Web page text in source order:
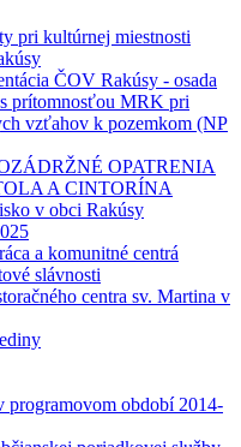
pri kultúrnej miestnosti
ČOV Rakúsy - osada
prítomnosťou MRK pri
vzťahov k pozemkom (NP
OPATRENIA
A CINTORÍNA
v obci Rakúsy
a komunitné centrá
slávnosti
centra sv. Martina v
programovom období 2014-